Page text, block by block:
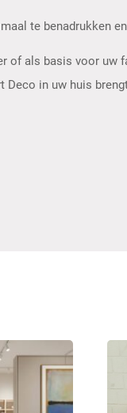
te benadrukken
of als basis voor uw
Deco in uw huis